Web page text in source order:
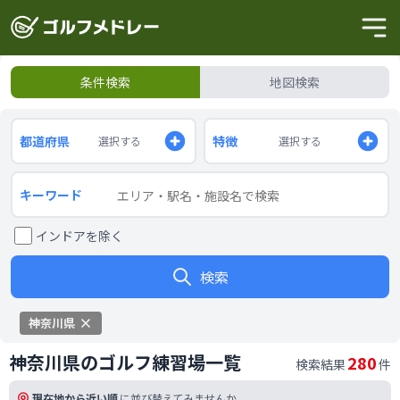
条件検索 地図検索
都道府県 選択する 特徴 選択する
キーワード
インドアを除く
検索
神奈川県
神奈川県のゴルフ練習場一覧 検索結果 280件